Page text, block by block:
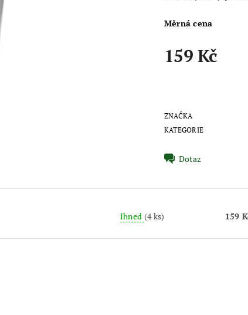
Měrná cena
159 Kč
ZNAČKA
KATEGORIE
Dotaz
Ihned (4 ks) 159